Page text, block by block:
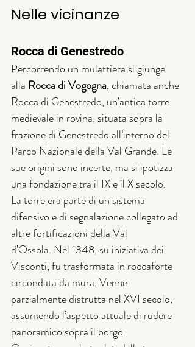
Nelle vicinanze
Rocca di Genestredo
Percorrendo un mulattiera si giunge
alla Rocca di Vogogna, chiamata anche
Rocca di Genestredo, un’antica torre
medievale in rovina, situata sopra la
frazione di Genestredo all’interno del
Parco Nazionale della Val Grande. Le
sue origini sono incerte, ma si ipotizza
una fondazione tra il IX e il X secolo.
La torre era parte di un sistema
difensivo e di segnalazione collegato ad
altre fortificazioni della Val
d’Ossola. Nel 1348, su iniziativa dei
Visconti, fu trasformata in roccaforte
circondata da mura. Venne
parzialmente distrutta nel XVI secolo,
assumendo l’aspetto attuale di rudere
panoramico sopra il borgo.